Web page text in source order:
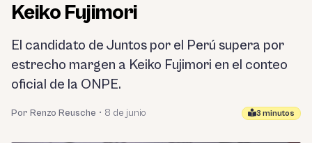
Keiko Fujimori
El candidato de Juntos por el Perú supera por
estrecho margen a Keiko Fujimori en el conteo
oficial de la ONPE.
Por Renzo Reusche • 8 de junio 3 minutos